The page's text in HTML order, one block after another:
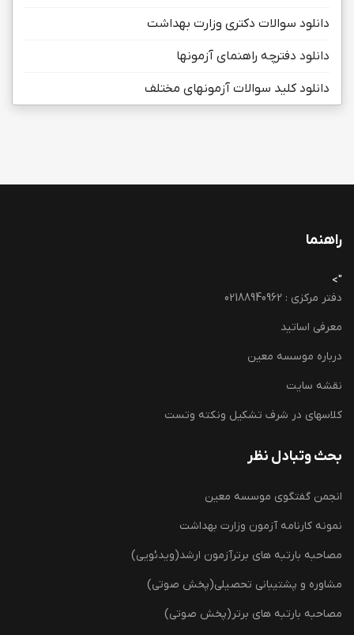
دانلود سوالات دکتری وزارت بهداشت
دانلود دفترچه راهنمای آزمونها
دانلود کلید سوالات آزمونهای مختلف
راهنما
">
دفتر مرکزی : 02188940962
معرفی اساتید
درباره موسسه معین
نقشه سایت
کلاسهای در شرف تشکیل ونکته وتست
بحث وتبادل نظر
انجمن گفتگوی موسسه معین
نمونه کارنامه آزمون وزارت بهداشت
مصاحبه بارتبه های برترآزمون ارشد(ویدئویی)
مشاوره و پشتیبانی تحصیلی(پخش صوتی)
مصاحبه بارتبه های برتر(پخش صوتی)